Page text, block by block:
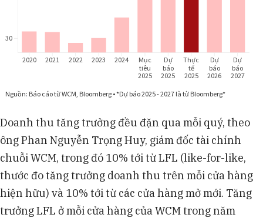
Doanh thu tăng trưởng đều đặn qua mỗi quý, theo
ông Phan Nguyễn Trọng Huy, giám đốc tài chính
chuỗi WCM, trong đó 10% tới từ LFL (like-for-like,
thước đo tăng trưởng doanh thu trên mỗi cửa hàng
hiện hữu) và 10% tới từ các cửa hàng mở mới. Tăng
trưởng LFL ở mỗi cửa hàng của WCM trong năm